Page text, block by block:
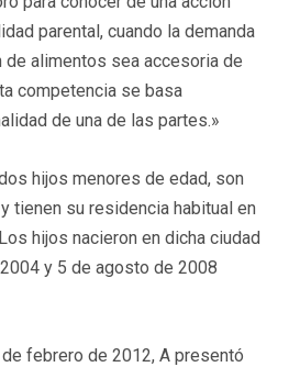
parental, cuando la demanda
de alimentos sea accesoria de
competencia se basa
de una de las partes.»
hijos menores de edad, son
tienen su residencia habitual en
hijos nacieron en dicha ciudad
y 5 de agosto de 2008
febrero de 2012, A presentó